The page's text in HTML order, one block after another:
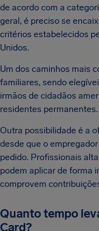
de acordo com a
geral, é preciso se
critérios estabelecidos
Unidos.
Um dos caminhos mais
familiares, sendo
irmãos de cidadãos
residentes permanentes.
Outra possibilidade é a
desde que o
pedido. Profissionais
podem aplicar de forma
comprovem
Quanto tempo
Card?